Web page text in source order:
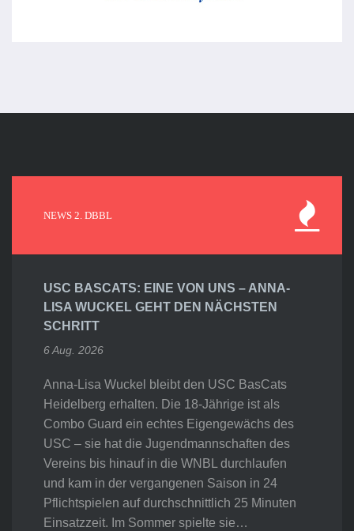
NEWS 2. DBBL
USC BASCATS: EINE VON UNS – ANNA-
LISA WUCKEL GEHT DEN NÄCHSTEN
SCHRITT
6 Aug. 2026
Anna-Lisa Wuckel bleibt den USC BasCats
Heidelberg erhalten. Die 18-Jährige ist als
Combo Guard ein echtes Eigengewächs des
USC – sie hat die Jugendmannschaften des
Vereins bis hinauf in die WNBL durchlaufen
und kam in der vergangenen Saison in 24
Pflichtspielen auf durchschnittlich 25 Minuten
Einsatzzeit. Im Sommer spielte sie…